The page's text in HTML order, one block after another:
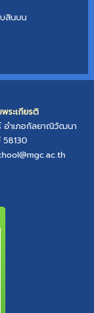
บสินบน
ระเกียรติ
อำเภอกัลยาณิวัฒนา